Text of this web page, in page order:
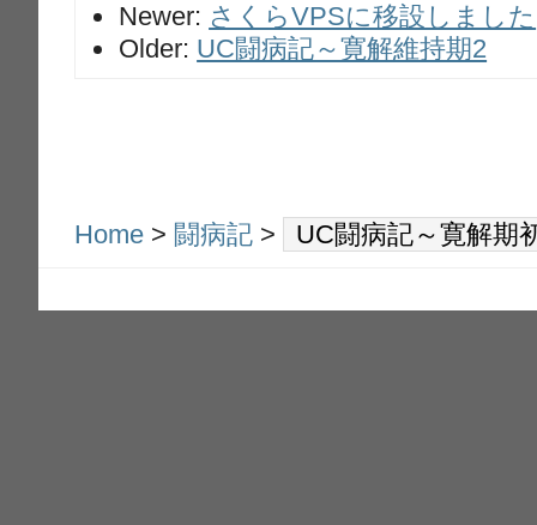
Newer: さくらVPSに移設しました
Older: UC闘病記～寛解維持期2
Home > 闘病記 > UC闘病記～寛解期